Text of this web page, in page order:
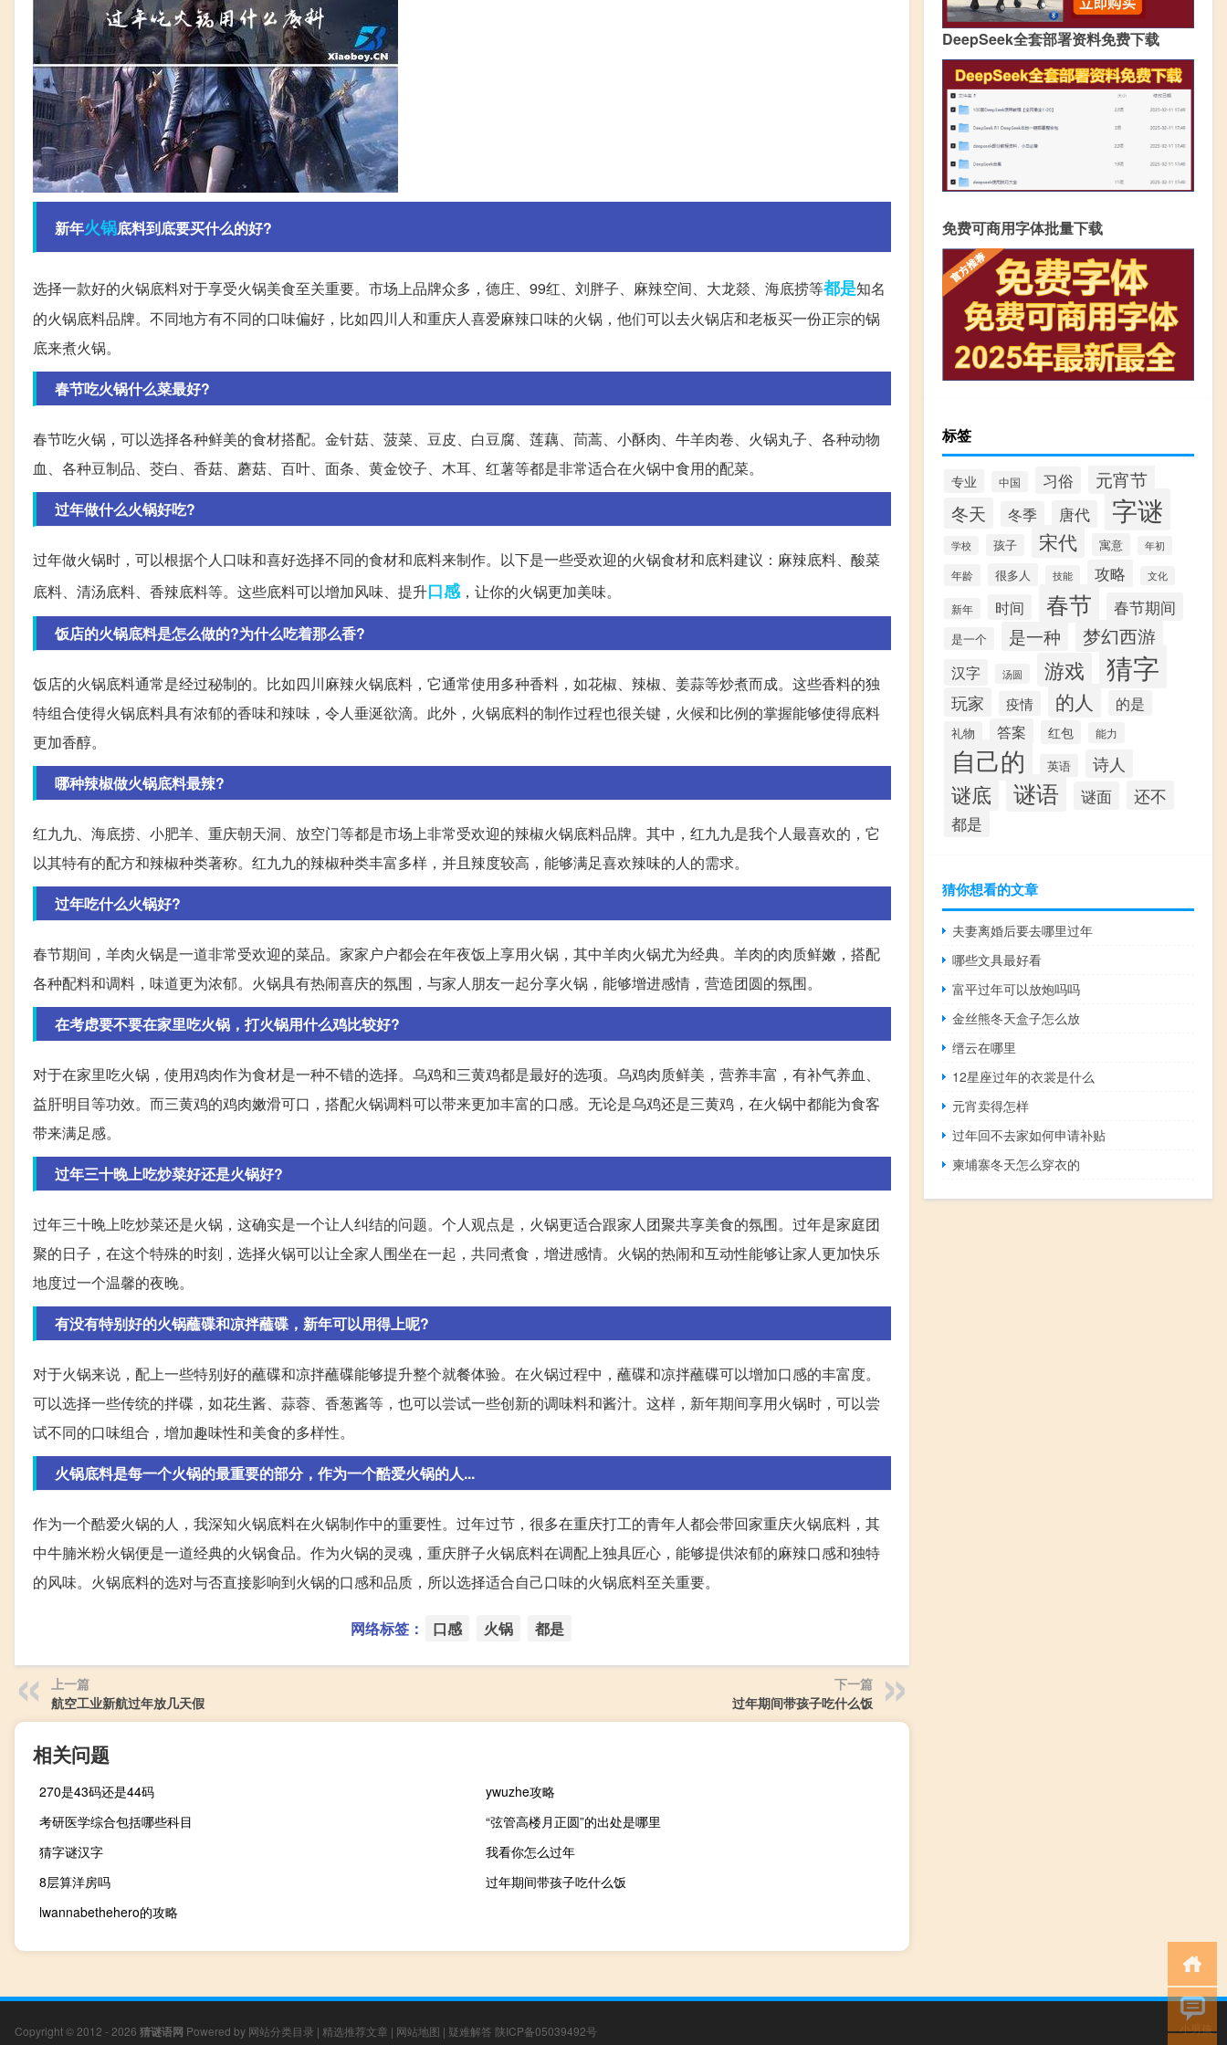
新年火锅底料到底要买什么的好?
选择一款好的火锅底料对于享受火锅美食至关重要。市场上品牌众多，德庄、99红、刘胖子、麻辣空间、大龙燚、海底捞等都是知名
的火锅底料品牌。不同地方有不同的口味偏好，比如四川人和重庆人喜爱麻辣口味的火锅，他们可以去火锅店和老板买一份正宗的锅
底来煮火锅。
春节吃火锅什么菜最好?
春节吃火锅，可以选择各种鲜美的食材搭配。金针菇、菠菜、豆皮、白豆腐、莲藕、茼蒿、小酥肉、牛羊肉卷、火锅丸子、各种动物
血、各种豆制品、茭白、香菇、蘑菇、百叶、面条、黄金饺子、木耳、红薯等都是非常适合在火锅中食用的配菜。
过年做什么火锅好吃?
过年做火锅时，可以根据个人口味和喜好选择不同的食材和底料来制作。以下是一些受欢迎的火锅食材和底料建议：麻辣底料、酸菜
底料、清汤底料、香辣底料等。这些底料可以增加风味、提升口感，让你的火锅更加美味。
饭店的火锅底料是怎么做的?为什么吃着那么香?
饭店的火锅底料通常是经过秘制的。比如四川麻辣火锅底料，它通常使用多种香料，如花椒、辣椒、姜蒜等炒煮而成。这些香料的独
特组合使得火锅底料具有浓郁的香味和辣味，令人垂涎欲滴。此外，火锅底料的制作过程也很关键，火候和比例的掌握能够使得底料
更加香醇。
哪种辣椒做火锅底料最辣?
红九九、海底捞、小肥羊、重庆朝天洞、放空门等都是市场上非常受欢迎的辣椒火锅底料品牌。其中，红九九是我个人最喜欢的，它
以其特有的配方和辣椒种类著称。红九九的辣椒种类丰富多样，并且辣度较高，能够满足喜欢辣味的人的需求。
过年吃什么火锅好?
春节期间，羊肉火锅是一道非常受欢迎的菜品。家家户户都会在年夜饭上享用火锅，其中羊肉火锅尤为经典。羊肉的肉质鲜嫩，搭配
各种配料和调料，味道更为浓郁。火锅具有热闹喜庆的氛围，与家人朋友一起分享火锅，能够增进感情，营造团圆的氛围。
在考虑要不要在家里吃火锅，打火锅用什么鸡比较好?
对于在家里吃火锅，使用鸡肉作为食材是一种不错的选择。乌鸡和三黄鸡都是最好的选项。乌鸡肉质鲜美，营养丰富，有补气养血、
益肝明目等功效。而三黄鸡的鸡肉嫩滑可口，搭配火锅调料可以带来更加丰富的口感。无论是乌鸡还是三黄鸡，在火锅中都能为食客
带来满足感。
过年三十晚上吃炒菜好还是火锅好?
过年三十晚上吃炒菜还是火锅，这确实是一个让人纠结的问题。个人观点是，火锅更适合跟家人团聚共享美食的氛围。过年是家庭团
聚的日子，在这个特殊的时刻，选择火锅可以让全家人围坐在一起，共同煮食，增进感情。火锅的热闹和互动性能够让家人更加快乐
地度过一个温馨的夜晚。
有没有特别好的火锅蘸碟和凉拌蘸碟，新年可以用得上呢?
对于火锅来说，配上一些特别好的蘸碟和凉拌蘸碟能够提升整个就餐体验。在火锅过程中，蘸碟和凉拌蘸碟可以增加口感的丰富度。
可以选择一些传统的拌碟，如花生酱、蒜蓉、香葱酱等，也可以尝试一些创新的调味料和酱汁。这样，新年期间享用火锅时，可以尝
试不同的口味组合，增加趣味性和美食的多样性。
火锅底料是每一个火锅的最重要的部分，作为一个酷爱火锅的人...
作为一个酷爱火锅的人，我深知火锅底料在火锅制作中的重要性。过年过节，很多在重庆打工的青年人都会带回家重庆火锅底料，其
中牛腩米粉火锅便是一道经典的火锅食品。作为火锅的灵魂，重庆胖子火锅底料在调配上独具匠心，能够提供浓郁的麻辣口感和独特
的风味。火锅底料的选对与否直接影响到火锅的口感和品质，所以选择适合自己口味的火锅底料至关重要。
网络标签： 口感 火锅 都是
上一篇
航空工业新航过年放几天假
下一篇
过年期间带孩子吃什么饭
相关问题
270是43码还是44码
ywuzhe攻略
考研医学综合包括哪些科目
“弦管高楼月正圆”的出处是哪里
猜字谜汉字
我看你怎么过年
8层算洋房吗
过年期间带孩子吃什么饭
lwannabethehero的攻略
DeepSeek全套部署资料免费下载
免费可商用字体批量下载
标签
专业 中国 习俗 元宵节
冬天 冬季 唐代 字谜
学校 孩子 宋代 寓意 年初
年龄 很多人 技能 攻略 文化
新年 时间 春节 春节期间
是一个 是一种 梦幻西游
汉字 汤圆 游戏 猜字
玩家 疫情 的人 的是
礼物 答案 红包 能力
自己的 英语 诗人
谜底 谜语 谜面 还不
都是
猜你想看的文章
夫妻离婚后要去哪里过年
哪些文具最好看
富平过年可以放炮吗吗
金丝熊冬天盒子怎么放
缙云在哪里
12星座过年的衣裳是什么
元宵卖得怎样
过年回不去家如何申请补贴
柬埔寨冬天怎么穿衣的
Copyright © 2012 - 2026 猜谜语网 Powered by 网站分类目录 | 精选推荐文章 | 网站地图 | 疑难解答 陕ICP备05039492号
小男孩